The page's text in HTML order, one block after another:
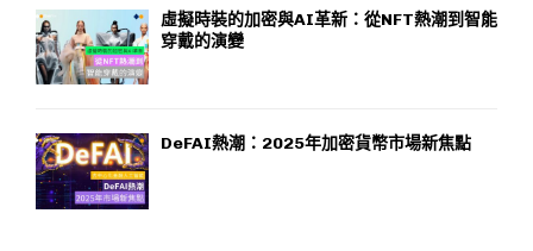
虛擬時裝的加密與AI革新：從NFT熱潮到智能
穿戴的演變
DeFAI熱潮：2025年加密貨幣市場新焦點